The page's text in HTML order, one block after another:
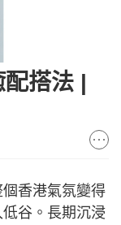
搭法 |
香港氣氛變得
谷。長期沉浸